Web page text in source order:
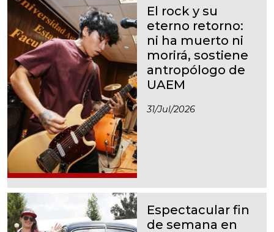
El rock y su
eterno retorno:
ni ha muerto ni
morirá, sostiene
antropólogo de
UAEM
31/jul/2026
Espectacular fin
de semana en